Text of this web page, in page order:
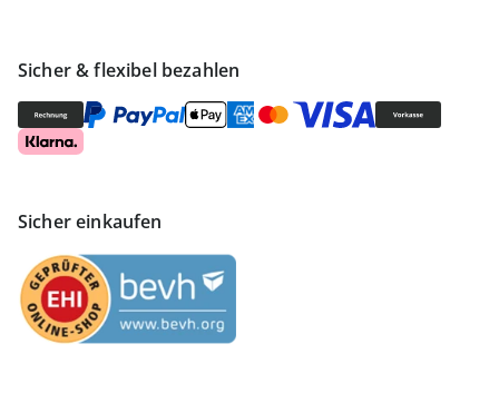
Sicher & flexibel bezahlen
Sicher einkaufen